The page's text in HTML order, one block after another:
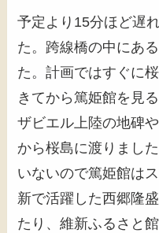
予定より15分ほど遅
た。跨線橋の中にあ
た。計画ではすぐに
きてから篤姫館を見
ザビエル上陸の地碑
から桜島に渡りまし
いないので篤姫館は
新で活躍した西郷隆
たり、維新ふるさと